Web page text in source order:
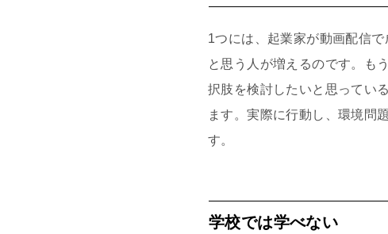
1つには、起業家が動画配信
と思う人が増えるのです。も
択肢を検討したいと思ってい
ます。実際に行動し、環境問
す。
学校では学べない